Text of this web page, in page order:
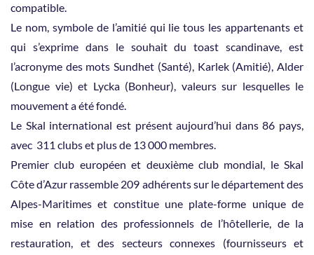
compatible.
Le nom, symbole de l’amitié qui lie tous les appartenants et
qui s’exprime dans le souhait du toast scandinave, est
l’acronyme des mots Sundhet (Santé), Karlek (Amitié), Alder
(Longue vie) et Lycka (Bonheur), valeurs sur lesquelles le
mouvement a été fondé.
Le Skal international est présent aujourd’hui dans 86 pays,
avec 311 clubs et plus de 13 000 membres.
Premier club européen et deuxième club mondial, le Skal
Côte d’Azur rassemble 209 adhérents sur le département des
Alpes-Maritimes et constitue une plate-forme unique de
mise en relation des professionnels de l’hôtellerie, de la
restauration, et des secteurs connexes (fournisseurs et